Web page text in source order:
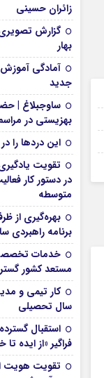
زائران حسینی
گزارش
بهار
آمادگی
جدید
ساوجبلاغ |
بهزیستی در
این درد‌ها را
تقویت
در دستور کار
متوسطه
بهره‌گیری از
برنامه راهبردی
خدمات تخصصی
مستعد کشور
کار تیمی و
سال تحصیلی
استقبال
فراگیر «از ایده تا
تقویت هویت